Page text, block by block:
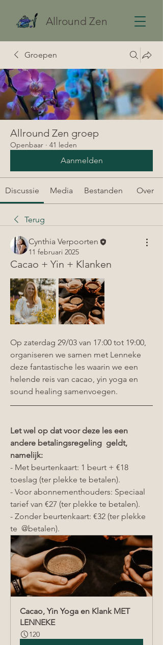
Allround Zen
Groepen
Allround Zen groep
Openbaar · 41 leden
Aanmelden
Discussie Media Bestanden Over
Terug
Cynthia Verpoorten
11 februari 2025
Cacao + Yin + Klanken
Op zaterdag 29/03 van 17:00 tot 19:00,
organiseren we samen met Lenneke
deze fantastische les waarin we een
helende reis van cacao, yin yoga en
sound healing samenvoegen.
Let wel op dat voor deze les een
andere betalingsregeling  geldt,
namelijk:
- Met beurtenkaart: 1 beurt + €18
toeslag (ter plekke te betalen).
- Voor abonnementhouders: Speciaal
tarief van €27 (ter plekke te betalen).
- Zonder beurtenkaart: €32 (ter plekke
te  @betalen).
Cacao, Yin Yoga en Klank MET
LENNEKE
120